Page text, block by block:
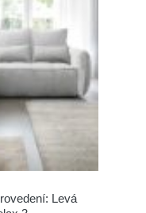
Levá